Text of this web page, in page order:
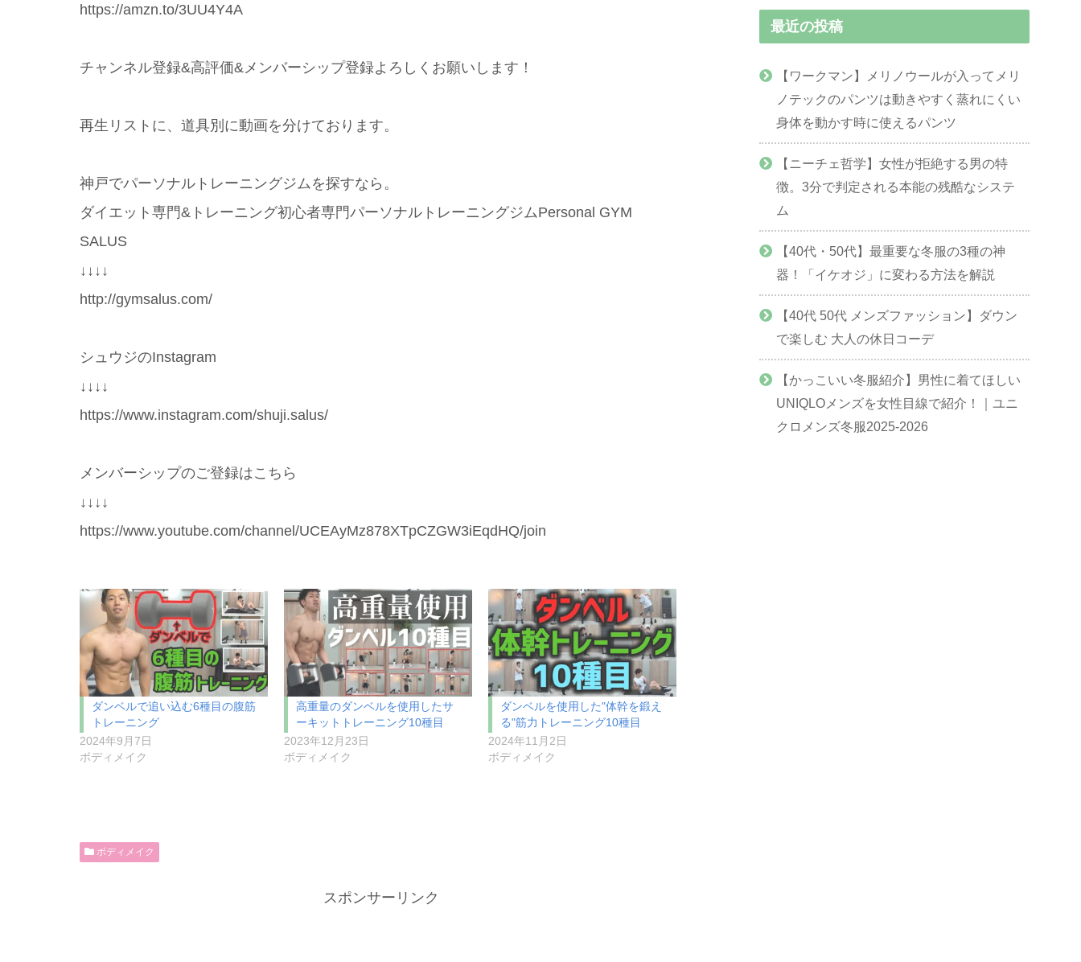
https://amzn.to/3UU4Y4A
チャンネル登録&高評価&メンバーシップ登録よろしくお願いします！
再生リストに、道具別に動画を分けております。
神戸でパーソナルトレーニングジムを探すなら。
ダイエット専門&トレーニング初心者専門パーソナルトレーニングジムPersonal GYM
SALUS
↓↓↓↓
http://gymsalus.com/
シュウジのInstagram
↓↓↓↓
https://www.instagram.com/shuji.salus/
メンバーシップのご登録はこちら
↓↓↓↓
https://www.youtube.com/channel/UCEAyMz878XTpCZGW3iEqdHQ/join
ダンベルで追い込む6種目の腹筋
トレーニング
2024年9月7日
ボディメイク
高重量のダンベルを使用したサ
ーキットトレーニング10種目
2023年12月23日
ボディメイク
ダンベルを使用した"体幹を鍛え
る"筋力トレーニング10種目
2024年11月2日
ボディメイク
ボディメイク
スポンサーリンク
最近の投稿
【ワークマン】メリノウールが入ってメリ
ノテックのパンツは動きやすく蒸れにくい
身体を動かす時に使えるパンツ
【ニーチェ哲学】女性が拒絶する男の特
徴。3分で判定される本能の残酷なシステ
ム
【40代・50代】最重要な冬服の3種の神
器！「イケオジ」に変わる方法を解説
【40代 50代 メンズファッション】ダウン
で楽しむ 大人の休日コーデ
【かっこいい冬服紹介】男性に着てほしい
UNIQLOメンズを女性目線で紹介！｜ユニ
クロメンズ冬服2025-2026